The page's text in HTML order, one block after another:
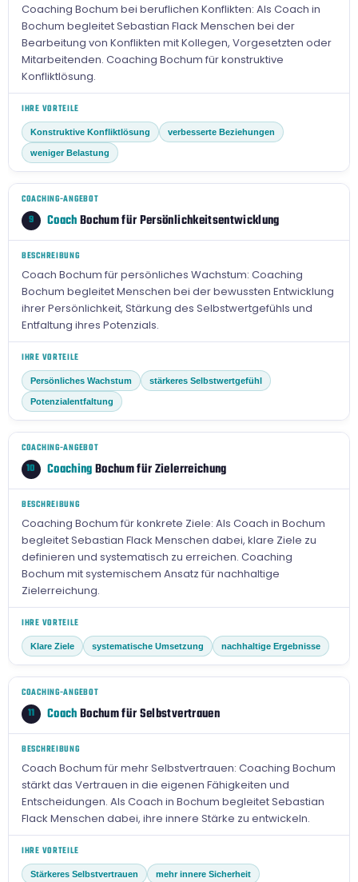
Coaching Bochum bei beruflichen Konflikten: Als Coach in
Bochum begleitet Sebastian Flack Menschen bei der
Bearbeitung von Konflikten mit Kollegen, Vorgesetzten oder
Mitarbeitenden. Coaching Bochum für konstruktive
Konfliktlösung.
IHRE VORTEILE
Konstruktive Konfliktlösung verbesserte Beziehungen
weniger Belastung
COACHING-ANGEBOT
9 CoachBochum für Persönlichkeitsentwicklung
BESCHREIBUNG
Coach Bochum für persönliches Wachstum: Coaching
Bochum begleitet Menschen bei der bewussten Entwicklung
ihrer Persönlichkeit, Stärkung des Selbstwertgefühls und
Entfaltung ihres Potenzials.
IHRE VORTEILE
Persönliches Wachstum stärkeres Selbstwertgefühl
Potenzialentfaltung
COACHING-ANGEBOT
10 CoachingBochum für Zielerreichung
BESCHREIBUNG
Coaching Bochum für konkrete Ziele: Als Coach in Bochum
begleitet Sebastian Flack Menschen dabei, klare Ziele zu
definieren und systematisch zu erreichen. Coaching
Bochum mit systemischem Ansatz für nachhaltige
Zielerreichung.
IHRE VORTEILE
Klare Ziele systematische Umsetzung nachhaltige Ergebnisse
COACHING-ANGEBOT
11 CoachBochum für Selbstvertrauen
BESCHREIBUNG
Coach Bochum für mehr Selbstvertrauen: Coaching Bochum
stärkt das Vertrauen in die eigenen Fähigkeiten und
Entscheidungen. Als Coach in Bochum begleitet Sebastian
Flack Menschen dabei, ihre innere Stärke zu entwickeln.
IHRE VORTEILE
Stärkeres Selbstvertrauen mehr innere Sicherheit